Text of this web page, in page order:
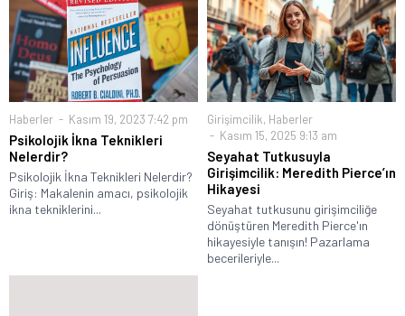
Haberler Kasım 19, 2023 7:42 pm
Psikolojik İkna Teknikleri
Nelerdir?
Psikolojik İkna Teknikleri Nelerdir?
Giriş: Makalenin amacı, psikolojik
ikna tekniklerini...
Girişimcilik, Haberler
Kasım 15, 2025 9:13 am
Seyahat Tutkusuyla
Girişimcilik: Meredith Pierce’ın
Hikayesi
Seyahat tutkusunu girişimciliğe
dönüştüren Meredith Pierce'ın
hikayesiyle tanışın! Pazarlama
becerileriyle...